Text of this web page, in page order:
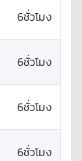
6ชั่วโมง
6ชั่วโมง
6ชั่วโมง
6ชั่วโมง